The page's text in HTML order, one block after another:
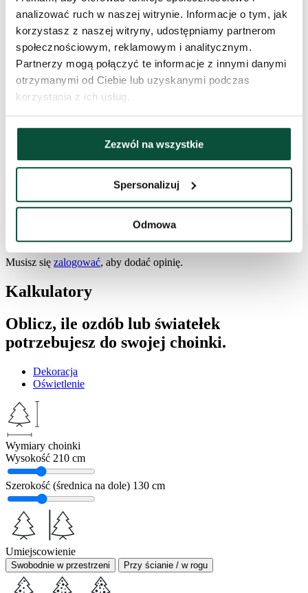
analizować ruch w naszej witrynie. Informacje o tym, jak
korzystasz z naszej witryny, udostępniamy partnerom
społecznościowym, reklamowym i analitycznym.
Partnerzy mogą połączyć te informacje z innymi danymi
otrzymanymi od Ciebie lub uzyskanymi podczas
korzystania z ich usług.
Zezwól na wszystkie
Spersonalizuj
Odmowa
parada dík
Oceniono5na 5
Erika– 2022-12-23
(przetłumaczone)
Jest super, polecam wszystkim.
2024-11-20
(przetłumaczone)
Jakość, dobrze trzyma się choinka.
Dodaj opinię
Musisz się zalogować, aby dodać opinię.
Kalkulatory
Oblicz, ile ozdób lub światełek
potrzebujesz do swojej choinki.
Dekoracja
Oświetlenie
Wymiary choinki
Wysokość 210 cm
Szerokość (średnica na dole) 130 cm
Umiejscowienie
Swobodnie w przestrzeni Przy ścianie / w rogu